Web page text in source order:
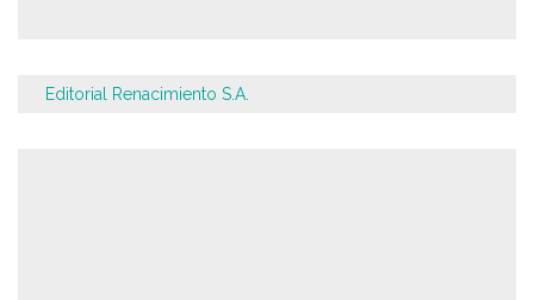
Editorial Renacimiento S.A.